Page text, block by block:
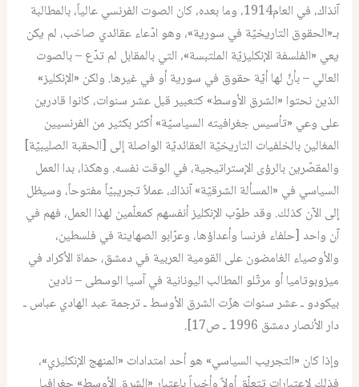
آنذاك، في العام1914، وما بعده، كان الصوت الفرنسي عالياً، بالمطالبة
بـ«الحقوق التاريخيّة في سورية»، وهو ادّعاء عقائدي صاخب، لم يكن
يعي «الفلسفة الإنكليزيّة الملتبسة»، التي بالمقابل لم تدّع – بالصوت
العالي – بأنَّ لها أيّة حقوق في سورية أو في غيرها. ولكن «الإنكليز»
الذين نحتوا «الشرق الأوسط» كتعبير قبل عشر سنوات، كانوا قادرين
على وعي «تأسيس جغرافيته السياسيّة» أكثر بكثير من الفرنسيين
المغالين بالخلفيات التاريخيّة العقائديّة الواصلة إلى [الحقبة الصليبيّة]
والمقصّرين بالرؤى الإستراتيجية، في الوقت نفسه. وهكذا، بدا العمل
السياسي في «المسألة الشرقيّة» آنذاك، عملاً تجريبيّاً مفتوحاً، وسيظل
إلى الآن كذلك. وقد طوّب الإنكليز أنفسهم كمعلّمين لهذا العمل، فهم في
آن واحد [حلفاء فرنسا وأعداؤها، وعرّابو الصهاينة في فلسطين،
والأوصياء الغامضون على القومية العربية في دمشق، حماة الأكراد في
ميزوبوتاميا أو مرتّلو المطالب اليونانية في آسيا الوسطى – نادين
بيكودو ـ عشر سنوات هزّت الشرق الأوسط ـ ترجمة عبد الهادي عباس ـ
دار الأنصار دمشق 1996 ـ ص17].
وإذا كان «التجريب السياسي» هو أحد امتدادات «المنهج الإنكليزي»،